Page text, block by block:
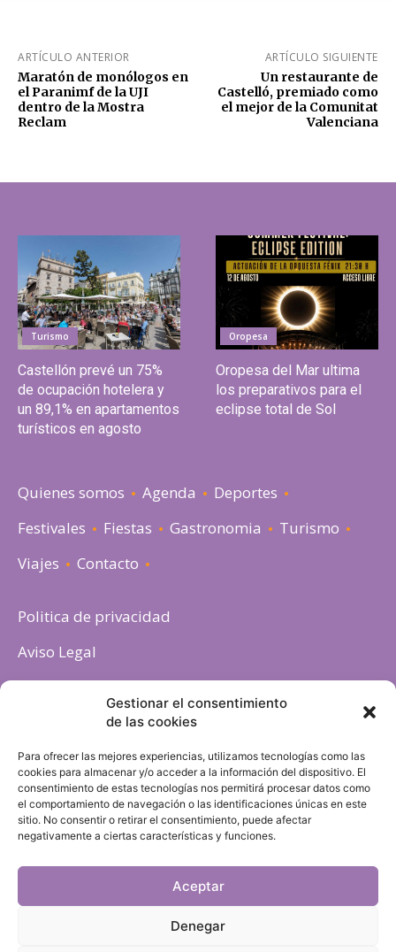
Gestionar el consentimiento
de las cookies
Para ofrecer las mejores experiencias, utilizamos tecnologías como las
cookies para almacenar y/o acceder a la información del dispositivo. El
consentimiento de estas tecnologías nos permitirá procesar datos como
el comportamiento de navegación o las identificaciones únicas en este
sitio. No consentir o retirar el consentimiento, puede afectar
negativamente a ciertas características y funciones.
Aceptar
Denegar
ARTÍCULO ANTERIOR
Maratón de monólogos en
el Paranimf de la UJI
dentro de la Mostra
Reclam
ARTÍCULO SIGUIENTE
Un restaurante de
Castelló, premiado como
el mejor de la Comunitat
Valenciana
Turismo
Castellón prevé un 75%
de ocupación hotelera y
un 89,1% en apartamentos
turísticos en agosto
Oropesa
Oropesa del Mar ultima
los preparativos para el
eclipse total de Sol
Quienes somos Agenda
Deportes
Festivales
Fiestas Gastronomia
Turismo
Viajes
Contacto
Politica de privacidad
Aviso Legal
Política de cookies